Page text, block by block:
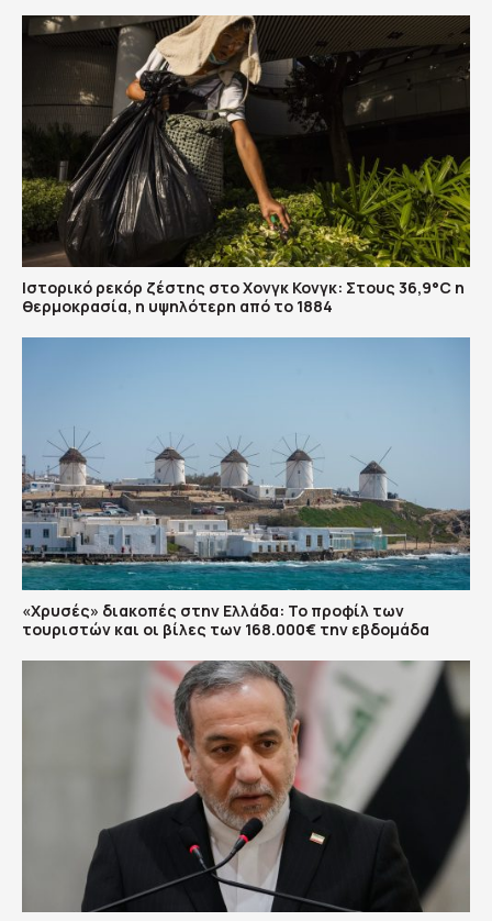
Ιστορικό ρεκόρ ζέστης στο Χονγκ Κονγκ: Στους 36,9°C η
θερμοκρασία, η υψηλότερη από το 1884
«Χρυσές» διακοπές στην Ελλάδα: Το προφίλ των
τουριστών και οι βίλες των 168.000€ την εβδομάδα